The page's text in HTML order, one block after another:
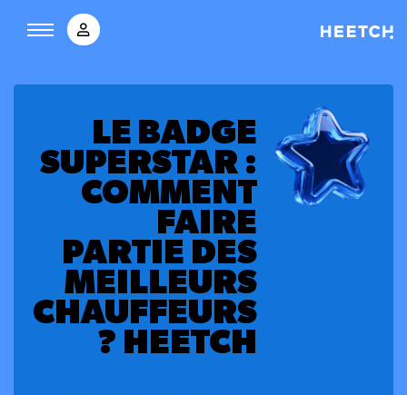
LE BADGE
SUPERSTAR :
COMMENT
FAIRE
PARTIE DES
MEILLEURS
CHAUFFEURS
HEETCH ?